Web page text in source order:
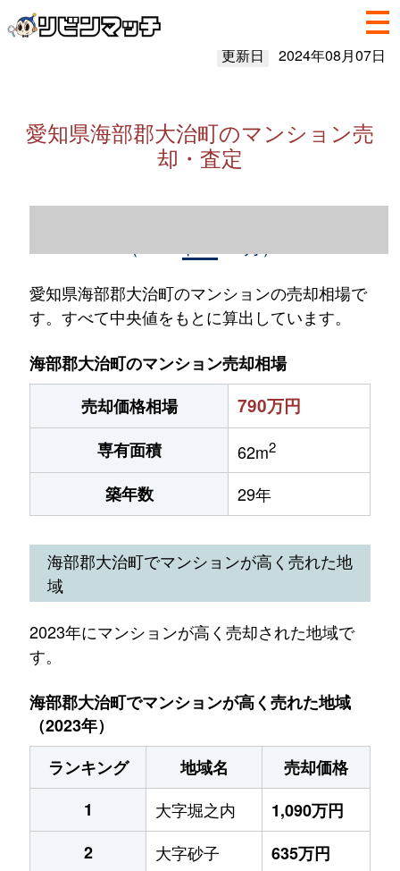
更新日 2024年08月07日
愛知県海部郡大治町のマンション売
却・査定
愛知県海部郡大治町のマンションの売却相場で
す。すべて中央値をもとに算出しています。
海部郡大治町のマンション売却相場
売却価格相場
790万円
専有面積 62m2
築年数 29年
海部郡大治町でマンションが高く売れた地
域
2023年にマンションが高く売却された地域で
す。
海部郡大治町でマンションが高く売れた地域
（2023年）
ランキング
地域名
売却価格
1
大字堀之内
1,090万円
2
大字砂子
635万円